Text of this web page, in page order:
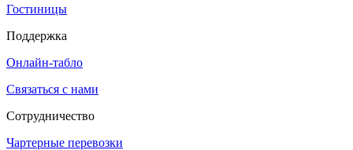
Гостиницы
Поддержка
Онлайн-табло
Связаться с нами
Сотрудничество
Чартерные перевозки